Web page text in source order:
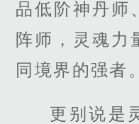
品低阶神丹师
阵师，灵魂力
同境界的强者。
更别说是